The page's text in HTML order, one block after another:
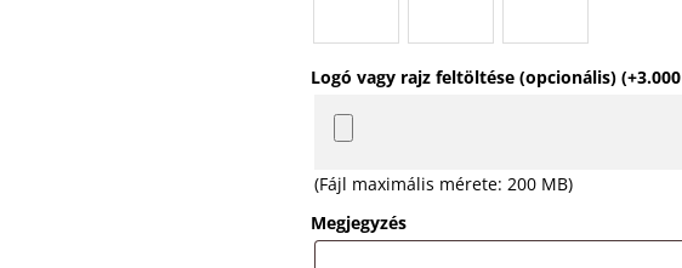
Logó vagy rajz feltöltése (opcionális) (+3.000
(Fájl maximális mérete: 200 MB)
Megjegyzés